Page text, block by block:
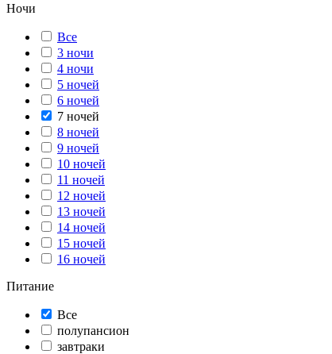
Ночи
Все
3 ночи
4 ночи
5 ночей
6 ночей
7 ночей
8 ночей
9 ночей
10 ночей
11 ночей
12 ночей
13 ночей
14 ночей
15 ночей
16 ночей
Питание
Все
полупансион
завтраки